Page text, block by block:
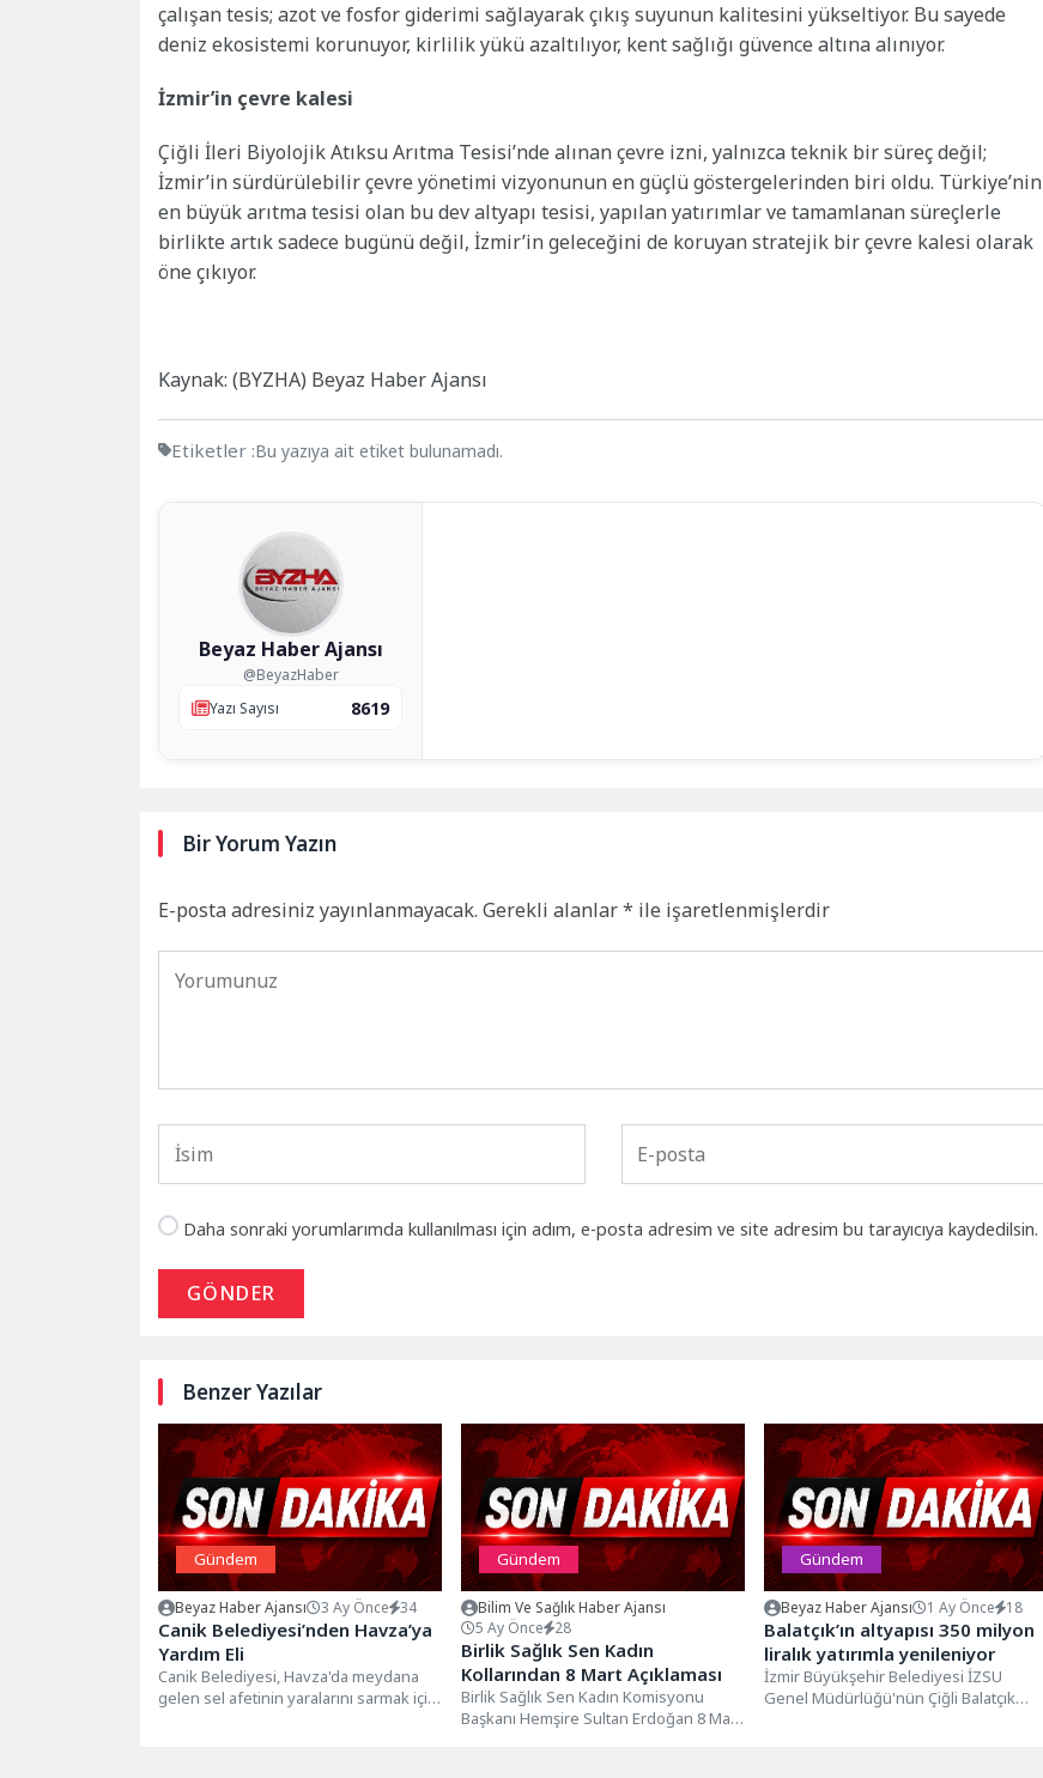
çalışan tesis; azot ve fosfor giderimi sağlayarak çıkış suyunun kalitesini yükseltiyor. Bu sayede
deniz ekosistemi korunuyor, kirlilik yükü azaltılıyor, kent sağlığı güvence altına alınıyor.
İzmir’in çevre kalesi
Çiğli İleri Biyolojik Atıksu Arıtma Tesisi’nde alınan çevre izni, yalnızca teknik bir süreç değil;
İzmir’in sürdürülebilir çevre yönetimi vizyonunun en güçlü göstergelerinden biri oldu. Türkiye’nin
en büyük arıtma tesisi olan bu dev altyapı tesisi, yapılan yatırımlar ve tamamlanan süreçlerle
birlikte artık sadece bugünü değil, İzmir’in geleceğini de koruyan stratejik bir çevre kalesi olarak
öne çıkıyor.
Kaynak: (BYZHA) Beyaz Haber Ajansı
Etiketler :Bu yazıya ait etiket bulunamadı.
Beyaz Haber Ajansı
@BeyazHaber
Yazı Sayısı
8619
Bir Yorum Yazın
E-posta adresiniz yayınlanmayacak. Gerekli alanlar* ile işaretlenmişlerdir
Daha sonraki yorumlarımda kullanılması için adım, e-posta adresim ve site adresim bu tarayıcıya kaydedilsin.
GÖNDER
Benzer Yazılar
Gündem
Beyaz Haber Ajansı 3 Ay Önce 34
Canik Belediyesi’nden Havza’ya
Yardım Eli
Canik Belediyesi, Havza'da meydana
gelen sel afetinin yaralarını sarmak için
Gündem
Bilim Ve Sağlık Haber Ajansı
5 Ay Önce 28
Birlik Sağlık Sen Kadın
Kollarından 8 Mart Açıklaması
Birlik Sağlık Sen Kadın Komisyonu
Başkanı Hemşire Sultan Erdoğan 8 Mart
Gündem
Beyaz Haber Ajansı 1 Ay Önce 18
Balatçık’ın altyapısı 350 milyon
liralık yatırımla yenileniyor
İzmir Büyükşehir Belediyesi İZSU
Genel Müdürlüğü'nün Çiğli Balatçık